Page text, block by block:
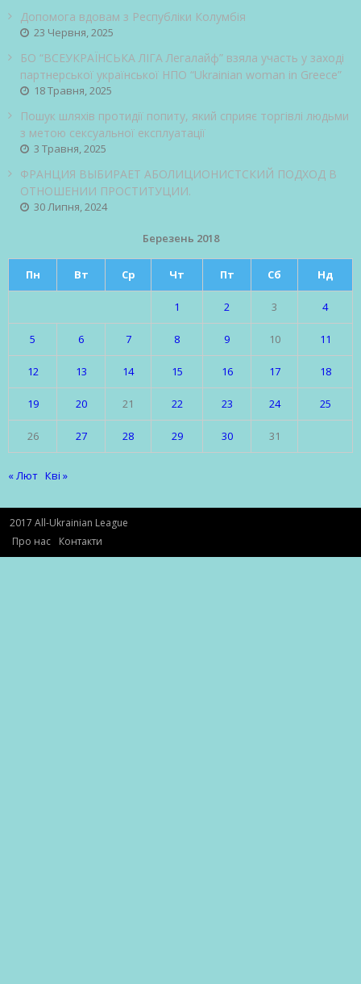
Допомога вдовам з Республіки Колумбія
23 Червня, 2025
БО “ВСЕУКРАЇНСЬКА ЛІГА Легалайф” взяла участь у заході
партнерської української НПО “Ukrainian woman in Greece”
18 Травня, 2025
Пошук шляхів протидії попиту, який сприяє торгівлі людьми
з метою сексуальної експлуатації
3 Травня, 2025
ФРАНЦИЯ ВЫБИРАЕТ АБОЛИЦИОНИСТСКИЙ ПОДХОД В
ОТНОШЕНИИ ПРОСТИТУЦИИ.
30 Липня, 2024
Березень 2018
Пн Вт Ср Чт Пт Сб Нд
1 2 3 4
5 6 7 8 9 10 11
12 13 14 15 16 17 18
19 20 21 22 23 24 25
26 27 28 29 30 31
« Лют Кві »
2017 All-Ukrainian League
Про нас
Контакти